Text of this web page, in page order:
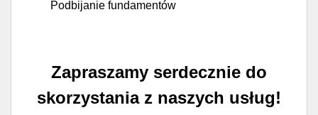
Podbijanie fundamentów
Zapraszamy serdecznie do
skorzystania z naszych usług!